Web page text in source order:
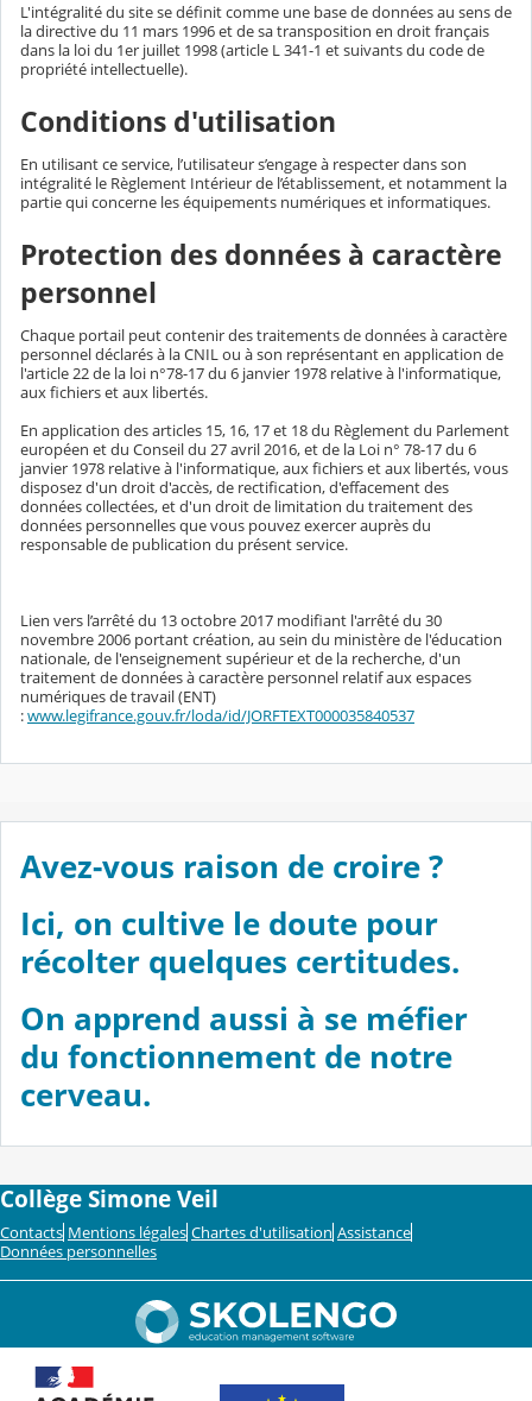
L'intégralité du site se définit comme une base de données au sens de
la directive du 11 mars 1996 et de sa transposition en droit français
dans la loi du 1er juillet 1998 (article L 341-1 et suivants du code de
propriété intellectuelle).
Conditions d'utilisation
En utilisant ce service, l’utilisateur s’engage à respecter dans son
intégralité le Règlement Intérieur de l’établissement, et notamment la
partie qui concerne les équipements numériques et informatiques.
Protection des données à caractère
personnel
Chaque portail peut contenir des traitements de données à caractère
personnel déclarés à la CNIL ou à son représentant en application de
l'article 22 de la loi n°78-17 du 6 janvier 1978 relative à l'informatique,
aux fichiers et aux libertés.
En application des articles 15, 16, 17 et 18 du Règlement du Parlement
européen et du Conseil du 27 avril 2016, et de la Loi n° 78-17 du 6
janvier 1978 relative à l'informatique, aux fichiers et aux libertés, vous
disposez d'un droit d'accès, de rectification, d'effacement des
données collectées, et d'un droit de limitation du traitement des
données personnelles que vous pouvez exercer auprès du
responsable de publication du présent service.
Lien vers l’arrêté du 13 octobre 2017 modifiant l'arrêté du 30
novembre 2006 portant création, au sein du ministère de l'éducation
nationale, de l'enseignement supérieur et de la recherche, d'un
traitement de données à caractère personnel relatif aux espaces
numériques de travail (ENT)
:www.legifrance.gouv.fr/loda/id/JORFTEXT000035840537
Avez-vous raison de croire ?
Ici, on cultive le doute pour
récolter quelques certitudes.
On apprend aussi à se méfier
du fonctionnement de notre
cerveau.
Collège Simone Veil
Contacts Mentions légales Chartes d'utilisation Assistance
Données personnelles